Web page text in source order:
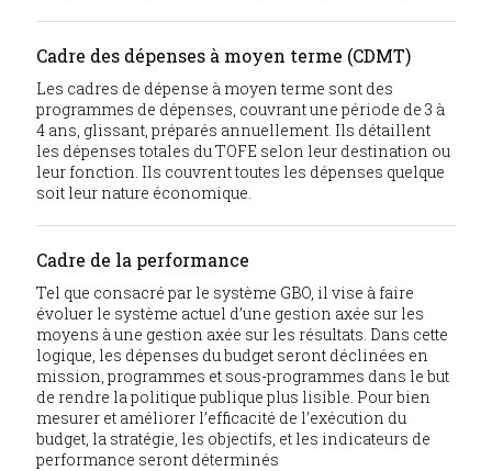
Cadre des dépenses à moyen terme (CDMT)
Les cadres de dépense à moyen terme sont des
programmes de dépenses, couvrant une période de 3 à
4 ans, glissant, préparés annuellement. Ils détaillent
les dépenses totales du TOFE selon leur destination ou
leur fonction. Ils couvrent toutes les dépenses quelque
soit leur nature économique.
Cadre de la performance
Tel que consacré par le système GBO, il vise à faire
évoluer le système actuel d’une gestion axée sur les
moyens à une gestion axée sur les résultats. Dans cette
logique, les dépenses du budget seront déclinées en
mission, programmes et sous-programmes dans le but
de rendre la politique publique plus lisible. Pour bien
mesurer et améliorer l’efficacité de l’exécution du
budget, la stratégie, les objectifs, et les indicateurs de
performance seront déterminés